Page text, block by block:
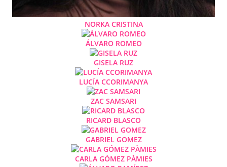
NORKA CRISTINA
ÁLVARO ROMEO
GISELA RUZ
LUCÍA CCORIMANYA
ZAC SAMSARI
RICARD BLASCO
GABRIEL GOMEZ
CARLA GÓMEZ PÀMIES